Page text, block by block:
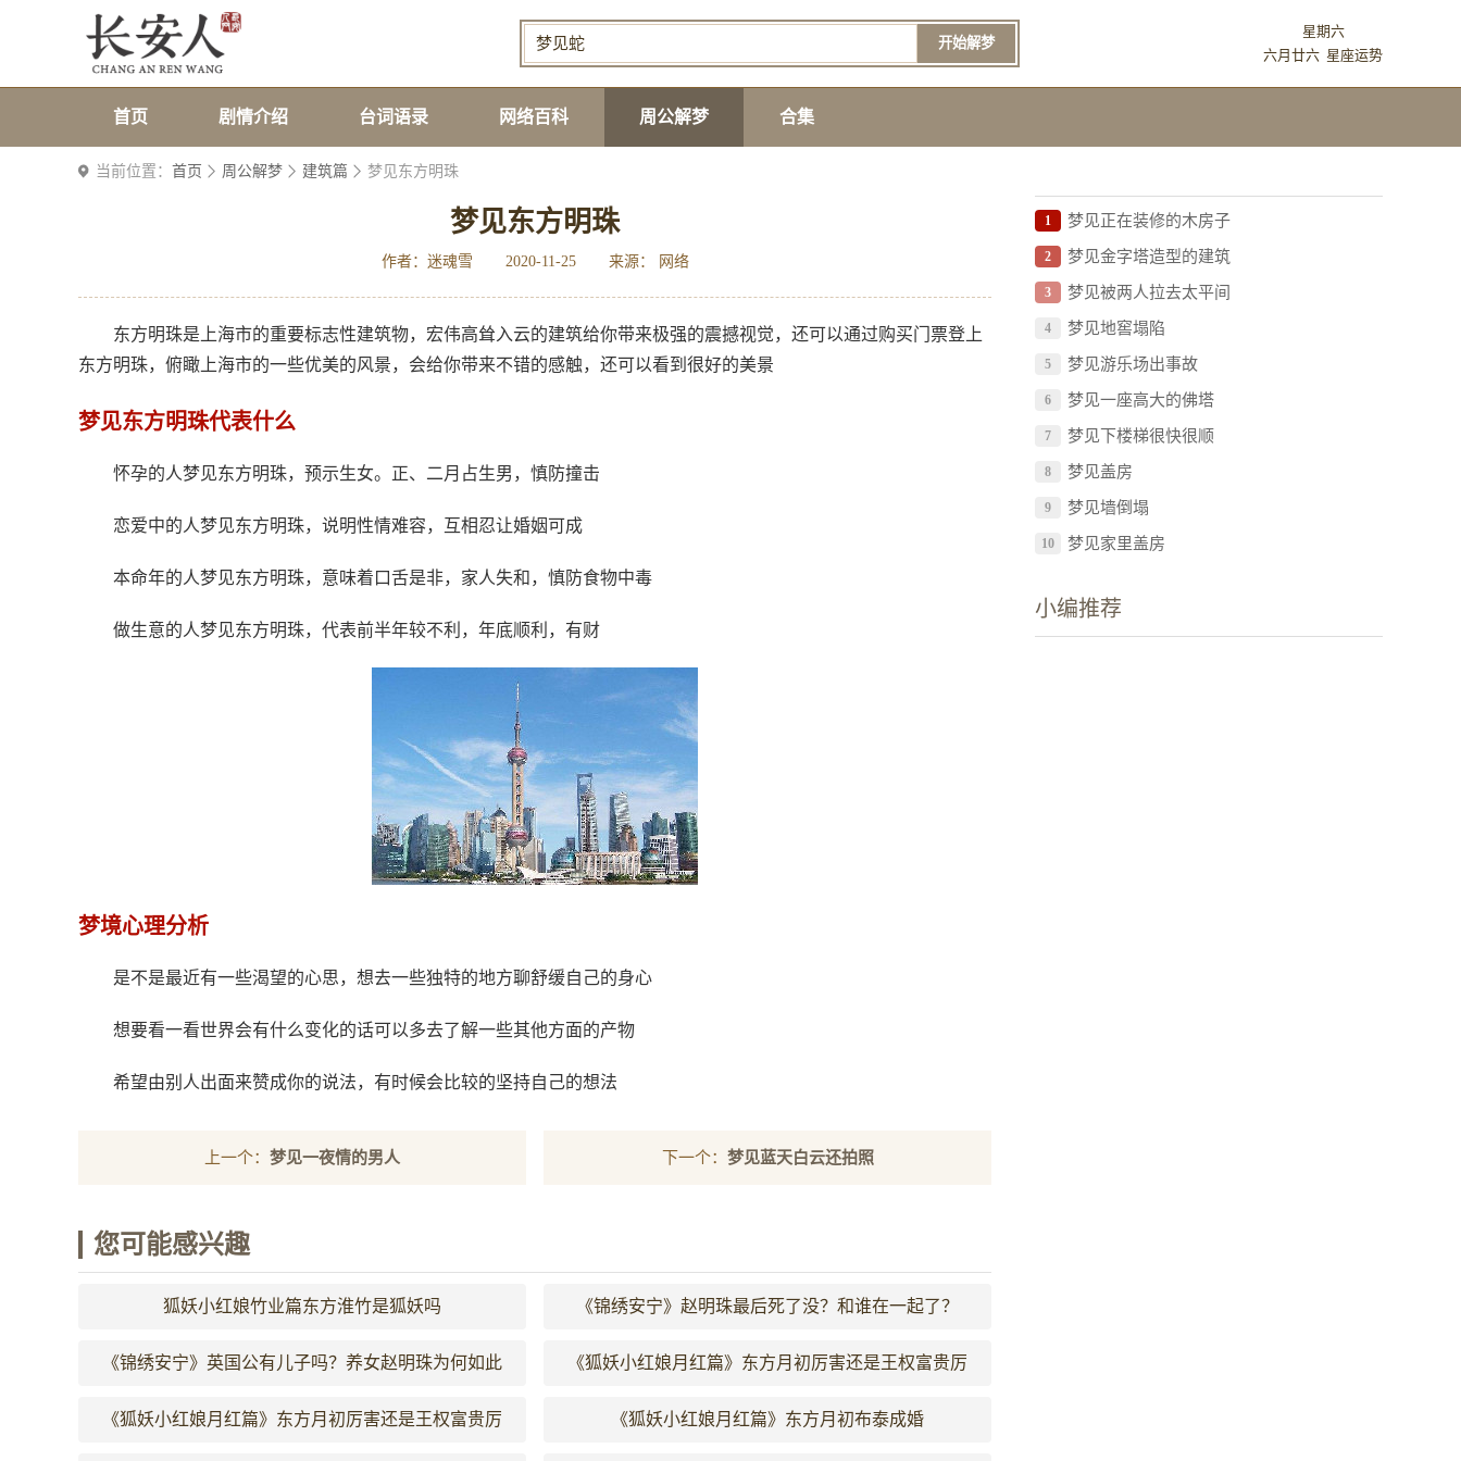
开始解梦
星期六
六月廿六 星座运势
首页 剧情介绍 台词语录 网络百科 周公解梦 合集
当前位置： 首页 周公解梦 建筑篇 梦见东方明珠
梦见东方明珠
作者：迷魂雪 2020-11-25 来源： 网络
东方明珠是上海市的重要标志性建筑物，宏伟高耸入云的建筑给你带来极强的震撼视觉，还可以通过购买门票登上
东方明珠，俯瞰上海市的一些优美的风景，会给你带来不错的感触，还可以看到很好的美景
梦见东方明珠代表什么
怀孕的人梦见东方明珠，预示生女。正、二月占生男，慎防撞击
恋爱中的人梦见东方明珠，说明性情难容，互相忍让婚姻可成
本命年的人梦见东方明珠，意味着口舌是非，家人失和，慎防食物中毒
做生意的人梦见东方明珠，代表前半年较不利，年底顺利，有财
梦境心理分析
是不是最近有一些渴望的心思，想去一些独特的地方聊舒缓自己的身心
想要看一看世界会有什么变化的话可以多去了解一些其他方面的产物
希望由别人出面来赞成你的说法，有时候会比较的坚持自己的想法
上一个： 梦见一夜情的男人 下一个： 梦见蓝天白云还拍照
您可能感兴趣
狐妖小红娘竹业篇东方淮竹是狐妖吗 《锦绣安宁》赵明珠最后死了没？和谁在一起了？
《锦绣安宁》英国公有儿子吗？养女赵明珠为何如此
豪横？
《狐妖小红娘月红篇》东方月初厉害还是王权富贵厉
害
《狐妖小红娘月红篇》东方月初厉害还是王权富贵厉 《狐妖小红娘月红篇》东方月初布泰成婚
1 梦见正在装修的木房子
2 梦见金字塔造型的建筑
3 梦见被两人拉去太平间
4 梦见地窖塌陷
5 梦见游乐场出事故
6 梦见一座高大的佛塔
7 梦见下楼梯很快很顺
8 梦见盖房
9 梦见墙倒塌
10 梦见家里盖房
小编推荐